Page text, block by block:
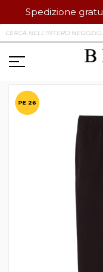
Spedizione
al
contenuto
alla
fine
PE 26